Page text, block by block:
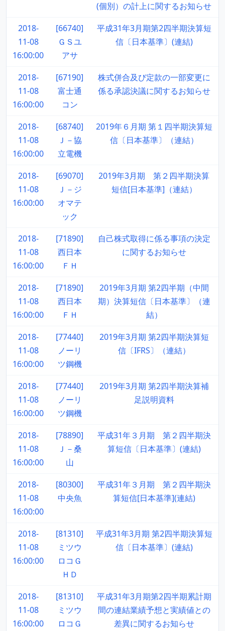
(個別）の計上に関するお知らせ
2018-
11-08
16:00:00
[66740]
ＧＳユ
アサ
平成31年3月期第2四半期決算短
信〔日本基準〕(連結)
2018-
11-08
16:00:00
[67190]
富士通
コン
株式併合及び定款の一部変更に
係る承認決議に関するお知らせ
2018-
11-08
16:00:00
[68740]
Ｊ－協
立電機
2019年６月期 第１四半期決算短
信〔日本基準〕（連結）
2018-
11-08
16:00:00
[69070]
Ｊ－ジ
オマテ
ック
2019年3月期 第２四半期決算
短信[日本基準]（連結）
2018-
11-08
16:00:00
[71890]
西日本
ＦＨ
自己株式取得に係る事項の決定
に関するお知らせ
2018-
11-08
16:00:00
[71890]
西日本
ＦＨ
2019年3月期 第2四半期（中間
期）決算短信〔日本基準〕（連
結）
2018-
11-08
16:00:00
[77440]
ノーリ
ツ鋼機
2019年3月期 第2四半期決算短
信〔IFRS〕（連結）
2018-
11-08
16:00:00
[77440]
ノーリ
ツ鋼機
2019年3月期 第2四半期決算補
足説明資料
2018-
11-08
16:00:00
[78890]
Ｊ－桑
山
平成31年３月期 第２四半期決
算短信〔日本基準〕(連結)
2018-
11-08
16:00:00
[80300]
中央魚
平成31年３月期 第２四半期決
算短信[日本基準](連結)
2018-
11-08
16:00:00
[81310]
ミツウ
ロコＧ
ＨＤ
平成31年3月期 第2四半期決算短
信〔日本基準〕(連結)
2018-
11-08
16:00:00
[81310]
ミツウ
ロコＧ
平成31年3月期第2四半期累計期
間の連結業績予想と実績値との
差異に関するお知らせ